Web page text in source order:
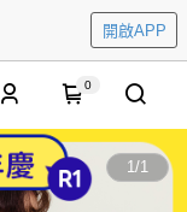
開啟APP
0
1/1